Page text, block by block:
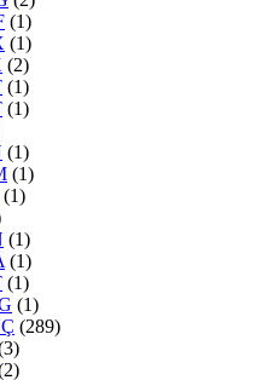
(1)
(1)
(2)
(1)
(1)
(1)
(1)
(1)
(1)
(1)
(1)
(1)
(289)